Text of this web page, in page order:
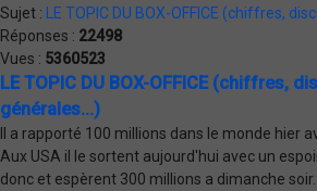
Sujet :
LE TOPIC DU BOX-OFFICE (chiffres,
Réponses : 22498
Vues : 5360523
LE TOPIC DU BOX-OFFICE (chiffres,
générales...)
Il a rapporté 100 millions dans le monde hier
Aux USA il le sortent aujourd'hui avec un
donc et espèrent 300 millions a dimanche